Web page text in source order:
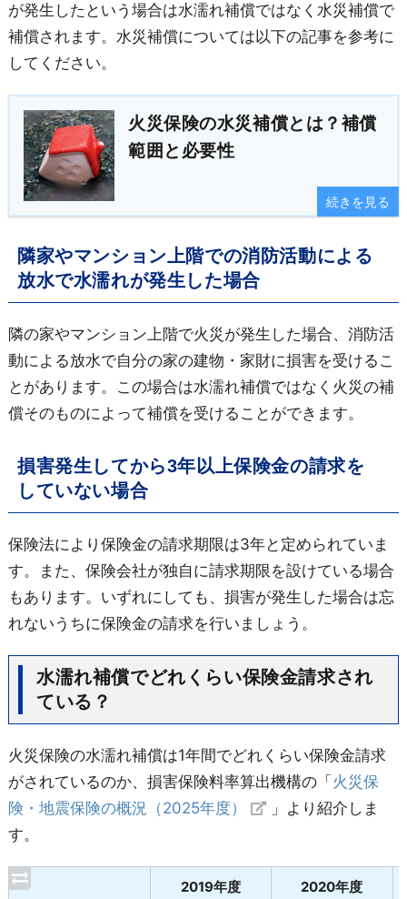
が発生したという場合は水濡れ補償ではなく水災補償で
補償されます。水災補償については以下の記事を参考に
してください。
火災保険の水災補償とは？補償
範囲と必要性
続きを見る
隣家やマンション上階での消防活動による
放水で水濡れが発生した場合
隣の家やマンション上階で火災が発生した場合、消防活
動による放水で自分の家の建物・家財に損害を受けるこ
とがあります。この場合は水濡れ補償ではなく火災の補
償そのものによって補償を受けることができます。
損害発生してから3年以上保険金の請求を
していない場合
保険法により保険金の請求期限は3年と定められていま
す。また、保険会社が独自に請求期限を設けている場合
もあります。いずれにしても、損害が発生した場合は忘
れないうちに保険金の請求を行いましょう。
水濡れ補償でどれくらい保険金請求され
ている？
火災保険の水濡れ補償は1年間でどれくらい保険金請求
がされているのか、損害保険料率算出機構の「 火災保
険・地震保険の概況（2025年度）
」より紹介しま
す。
2019年度 2020年度